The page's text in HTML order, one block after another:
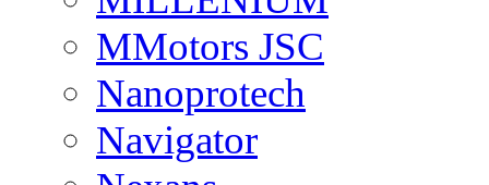
MMotors JSC
Nanoprotech
Navigator